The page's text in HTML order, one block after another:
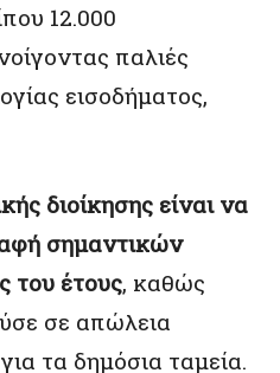
12.000
παλιές
εισοδήματος,
διοίκησης είναι να
σημαντικών
του έτους, καθώς
σε απώλεια
τα δημόσια ταμεία.